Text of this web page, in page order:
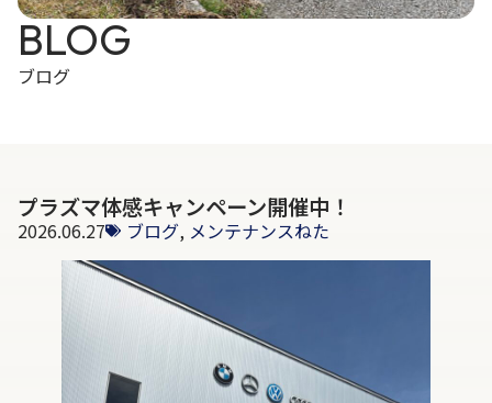
BLOG
ブログ
プラズマ体感キャンペーン開催中！
2026.06.27 ブログ, メンテナンスねた